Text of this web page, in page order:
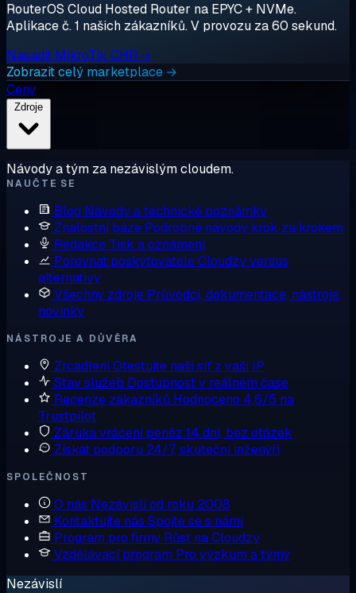
RouterOS Cloud Hosted Router na EPYC + NVMe.
Aplikace č. 1 našich zákazníků. V provozu za 60 sekund.
Nasadit MikroTik CHR →
Zobrazit celý marketplace →
Ceny
Návody a tým za nezávislým cloudem.
NAUČTE SE
Blog Návody a technické poznámky
Znalostní báze Podrobné návody krok za krokem
Redakce Tisk a oznámení
Porovnat poskytovateleCloudzy versus
alternativy
Všechny zdroje Průvodci, dokumentace, nástroje,
novinky
NÁSTROJE A DŮVĚRA
ZrcadleníOtestujte naši síť z vaší IP
Stav služeb Dostupnost v reálném čase
Recenze zákazníků Hodnoceno 4,6/5 na
Trustpilot
Záruka vrácení peněz 14 dní, bez otázek
Získat podporu 24/7, skuteční inženýři
SPOLEČNOST
O nás Nezávislí od roku 2008
Kontaktujte nás Spojte se s námi
Program pro firmy Růst na Cloudzy
Vzdělávací program Pro výzkum a týmy
Nezávislí